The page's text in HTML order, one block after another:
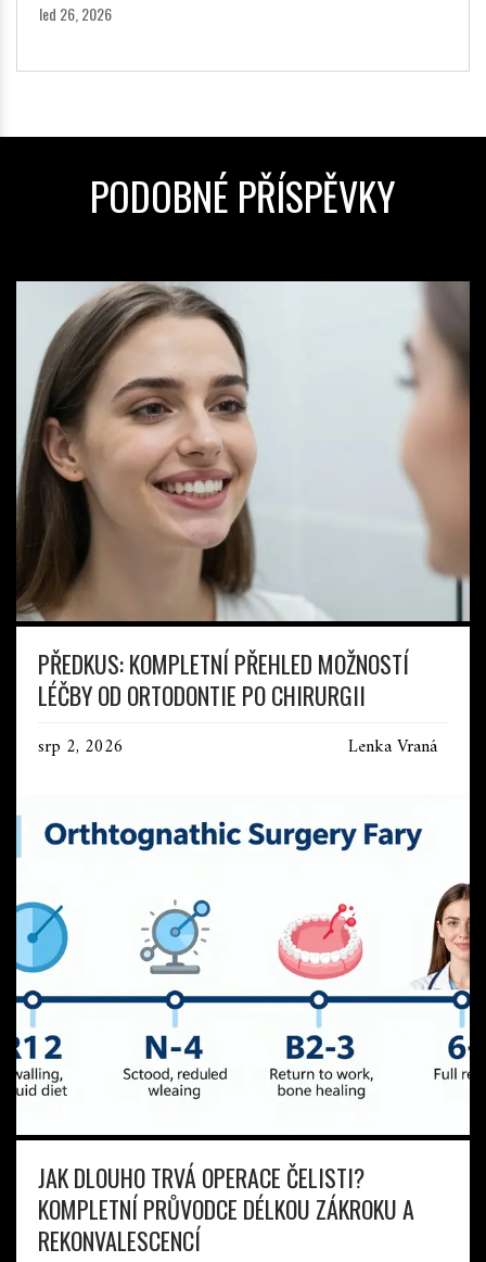
led 26, 2026
PODOBNÉ PŘÍSPĚVKY
PŘEDKUS: KOMPLETNÍ PŘEHLED MOŽNOSTÍ
LÉČBY OD ORTODONTIE PO CHIRURGII
srp 2, 2026 Lenka Vraná
JAK DLOUHO TRVÁ OPERACE ČELISTI?
KOMPLETNÍ PRŮVODCE DÉLKOU ZÁKROKU A
REKONVALESCENCÍ